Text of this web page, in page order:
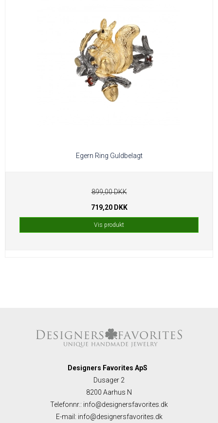
Egern Ring Guldbelagt
899,00 DKK
719,20 DKK
Vis produkt
Designers Favorites ApS
Dusager 2
8200 Aarhus N
Telefonnr.: info@designersfavorites.dk
E-mail : info@designersfavorites.dk